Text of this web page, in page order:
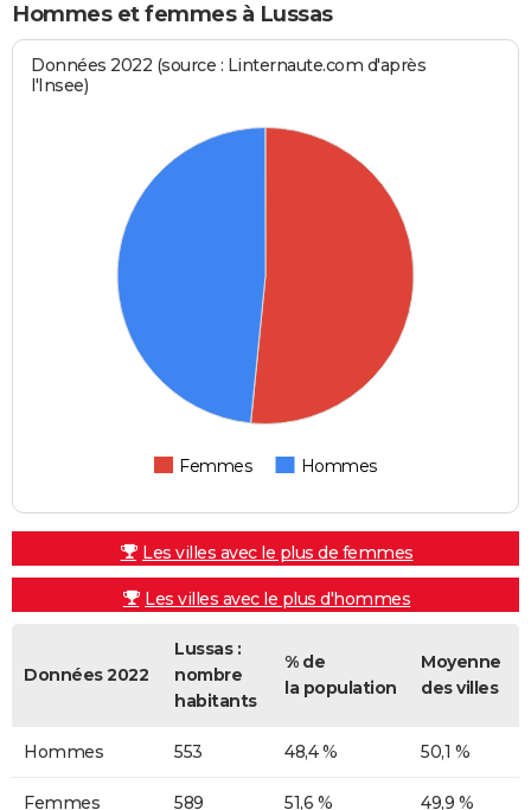
Hommes et femmes à Lussas
Données 2022 (source : Linternaute.com d'après
l'Insee)
Femmes Hommes
Les villes avec le plus de femmes
Les villes avec le plus d'hommes
Données 2022
Lussas :
nombre
habitants
% de
la population
Moyenne
des villes
Hommes 553 48,4 % 50,1 %
Femmes 589 51,6 % 49,9 %